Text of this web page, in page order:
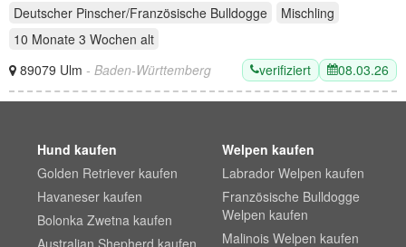
Deutscher Pinscher/Französische Bulldogge
Mischling
10 Monate 3 Wochen alt
89079 Ulm - Baden-Württemberg verifiziert 08.03.26
Hund kaufen
Golden Retriever kaufen
Havaneser kaufen
Bolonka Zwetna kaufen
Australian Shepherd kaufen
Welpen kaufen
Labrador Welpen kaufen
Französische Bulldogge
Welpen kaufen
Malinois Welpen kaufen